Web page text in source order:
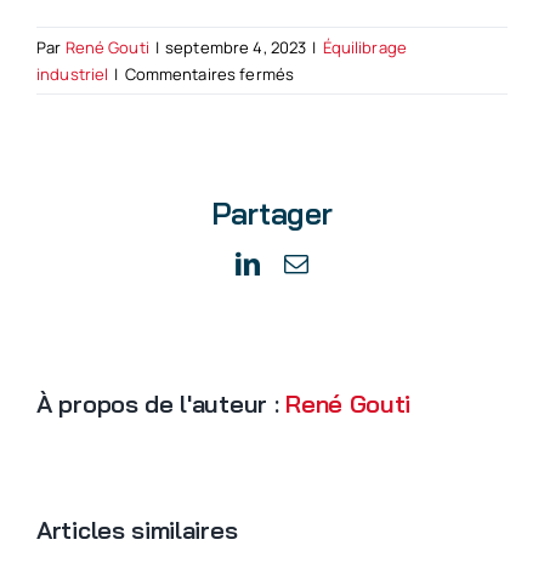
Par René Gouti | septembre 4, 2023 | Équilibrage
industriel | Commentaires ferméssur
ventilation
à
l’ase.serem
Partager
LinkedIn
Email
À propos de l'auteur : René Gouti
Articles similaires